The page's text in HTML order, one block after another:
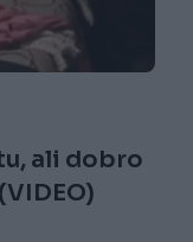
ali dobro